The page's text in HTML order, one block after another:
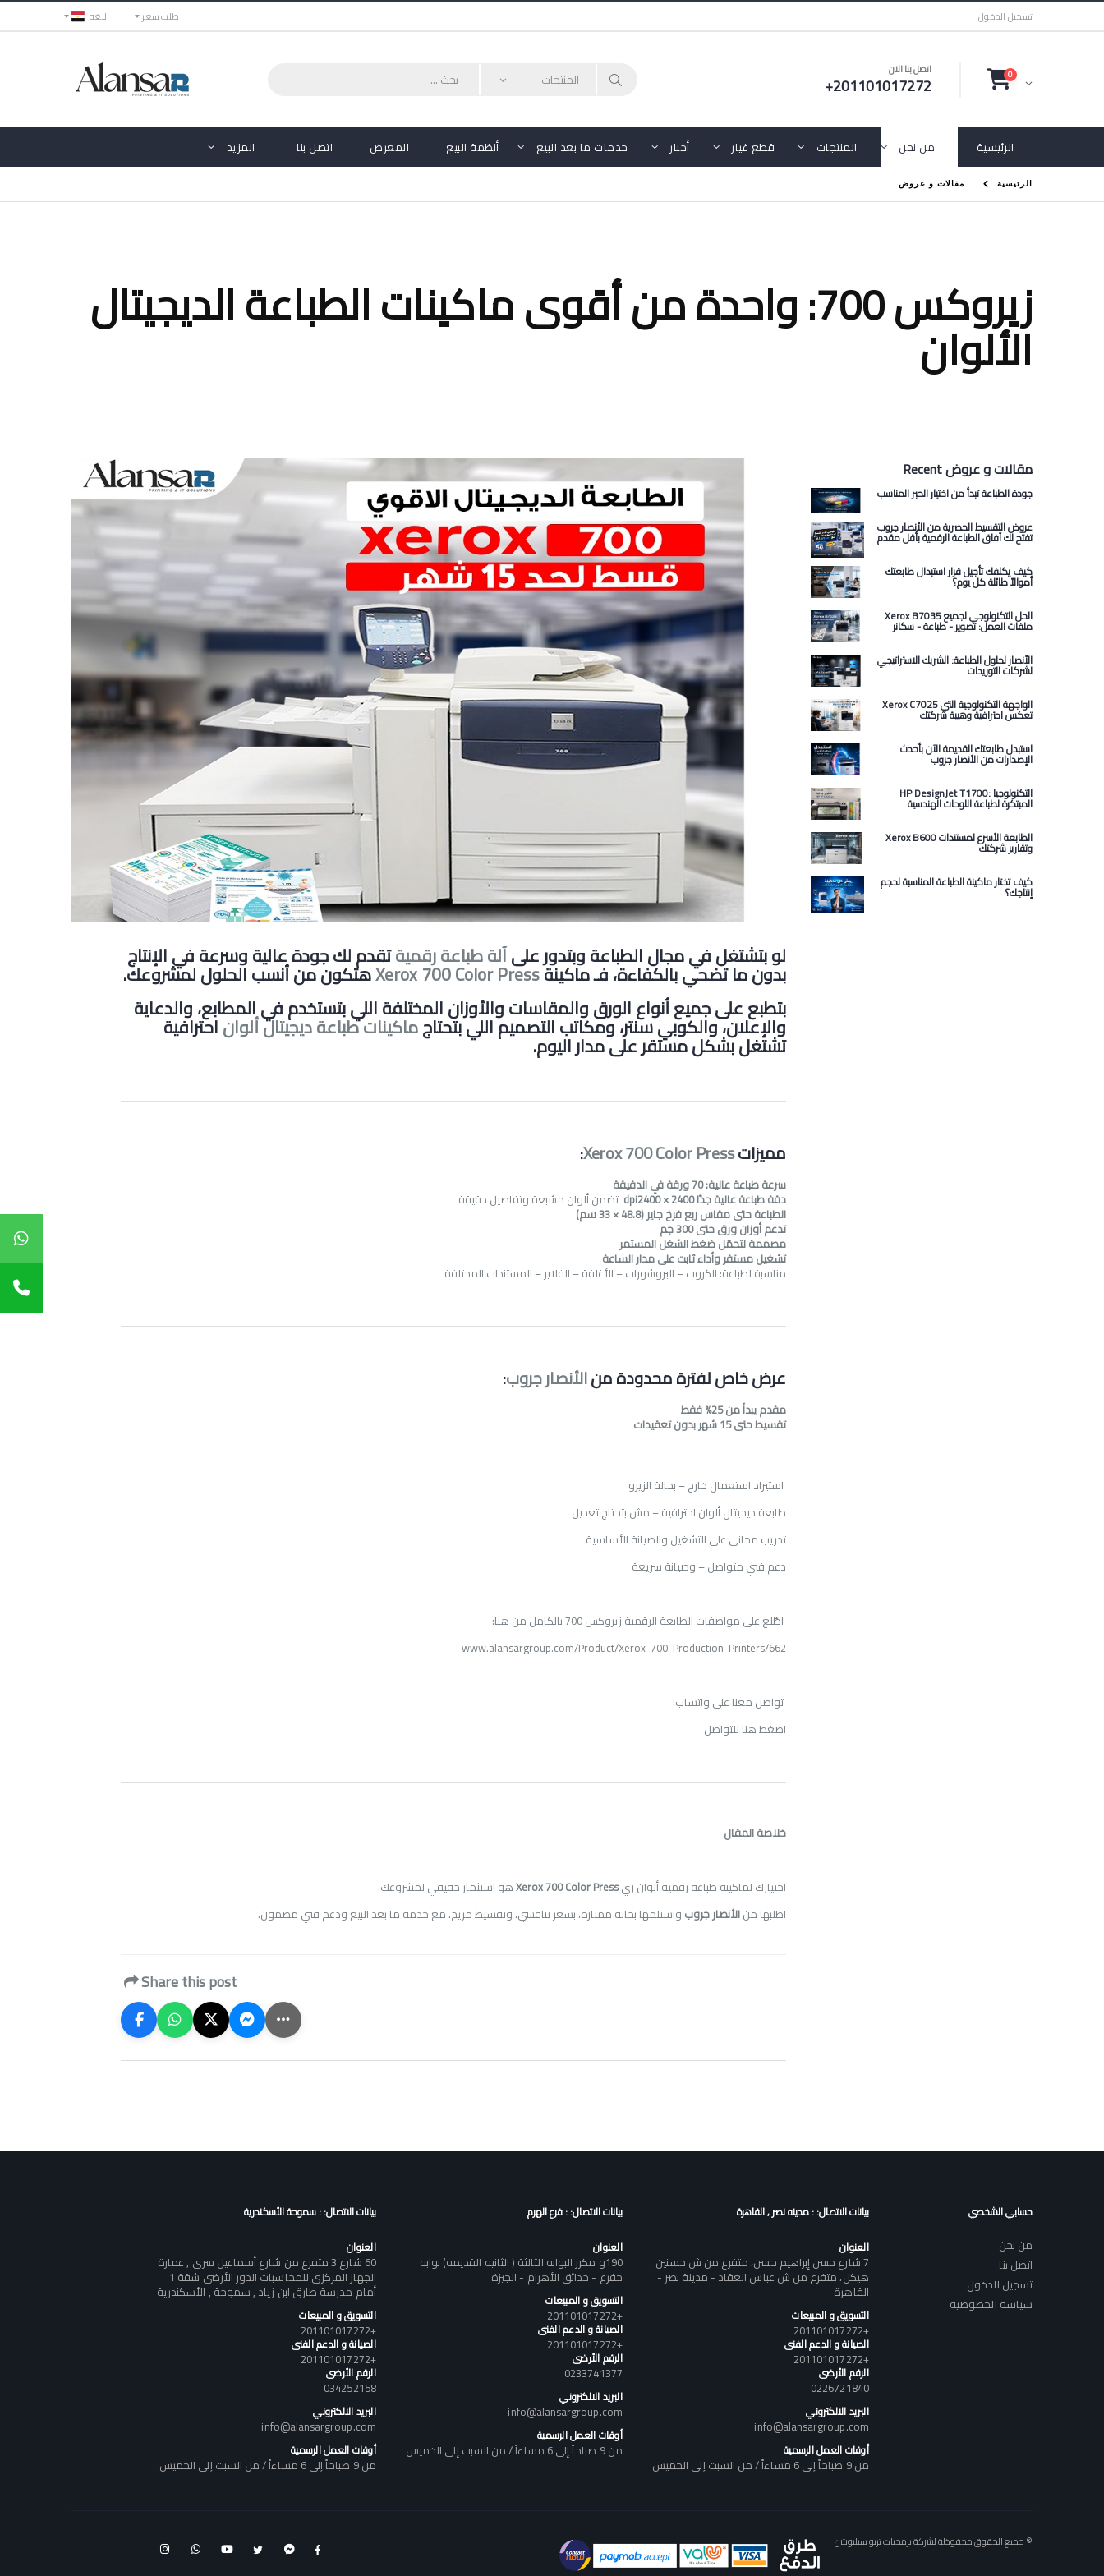
اللغه طلب سعر تسجيل الدخول
اتصل بنا الان
+201101017272 0
الرئيسية من نحن المنتجات قطع غيار أحبار خدمات ما بعد البيع أنظمة البيع المعرض اتصل بنا المزيد
الرئيسية مقالات و عروض
زيروكس 700: واحدة من أقوى ماكينات الطباعة الديجيتال
الألوان
لو بتشتغل في مجال الطباعة وبتدور علىآلة طباعة رقميةتقدم لك جودة عالية وسرعة في الإنتاج
بدون ما تضحي بالكفاءة، فـ ماكينةXerox 700 Color Pressهتكون من أنسب الحلول لمشروعك.
بتطبع على جميع أنواع الورق والمقاسات والأوزان المختلفة اللي بتستخدم في المطابع، والدعاية
والإعلان، والكوبي سنتر، ومكاتب التصميم اللي بتحتاجماكينات طباعة ديجيتال ألواناحترافية
تشتغل بشكل مستقر على مدار اليوم.
مميزاتXerox 700 Color Press
:
سرعة طباعة عالية: 70 ورقة في الدقيقة
دقة طباعة عالية جدًا 2400 × 2400 dpi تضمن ألوان مشبعة وتفاصيل دقيقة
الطباعة حتى مقاس ربع فرخ جاير (48.8 × 33 سم)
تدعم أوزان ورق حتى 300 جم
مصممة لتحمّل ضغط الشغل المستمر
تشغيل مستقر وأداء ثابت على مدار الساعة
مناسبة لطباعة: الكروت – البروشورات – الأغلفة – الفلاير – المستندات المختلفة
عرض خاص لفترة محدودة منالأنصار جروب:
مقدم يبدأ من 25% فقط
تقسيط حتى 15 شهر بدون تعقيدات
استيراد استعمال خارج – بحالة الزيرو
طابعة ديجيتال ألوان احترافية – مش بتحتاج تعديل
تدريب مجاني على التشغيل والصيانة الأساسية
دعم فني متواصل – وصيانة سريعة
اطّلع على مواصفات الطابعة الرقمية زيروكس 700 بالكامل من هنا:
www.alansargroup.com/Product/Xerox-700-Production-Printers/662
تواصل معنا على واتساب:
اضغط هنا للتواصل
خلاصة المقال
اختيارك لماكينة طباعة رقمية ألوان زيXerox 700 Color Pressهو استثمار حقيقي لمشروعك.
اطلبها منالأنصار جروب واستلمها بحالة ممتازة، بسعر تنافسي، وتقسيط مريح، مع خدمة ما بعد البيع ودعم فني مضمون.
Share this post
Recent مقالات و عروض
جودة الطباعة تبدأ من اختيار الحبر المناسب
عروض التقسيط الحصرية من الأنصار جروب
تفتح لك آفاق الطباعة الرقمية بأقل مقدم
كيف يكلفك تأجيل قرار استبدال طابعتك
أموالاً طائلة كل يوم؟
Xerox B7035 الحل التكنولوجي لجميع
ملفات العمل: تصوير - طباعة - سكانر
الأنصار لحلول الطباعة: الشريك الاستراتيجي
لشركات التوريدات
Xerox C7025 الواجهة التكنولوجية التي
تعكس احترافية وهيبة شركتك
استبدل طابعتك القديمة الآن بأحدث
الإصدارات من الأنصار جروب
HP DesignJet T1700: التكنولوجيا
المبتكرة لطباعة اللوحات الهندسية
Xerox B600 الطابعة الأسرع لمستندات
وتقارير شركتك
كيف تختار ماكينة الطباعة المناسبة لحجم
إنتاجك؟
حسابي الشخصي
من نحن
اتصل بنا
تسجيل الدخول
سياسه الخصوصيه
بيانات الاتصال: : مدينه نصر , القاهرة
العنوان
7 شارع حسن إبراهيم حسن، متفرع من ش حسنين
هيكل، متفرع من ش عباس العقاد - مدينة نصر -
القاهرة
التسويق و المبيعات
+201101017272
الصيانة و الدعم الفنى
+201101017272
الرقم الأرضى
0226721840
البريد الالكتروني
info@alansargroup.com
أوقات العمل الرسمية
من 9 صباحاً إلى 6 مساءاً / من السبت إلى الخميس
بيانات الاتصال: : فرع الهرم
العنوان
190و مكرر البوابه الثالثة ( الثانيه القديمه) بوابه
خفرع - حدائق الأهرام - الجيزة
التسويق و المبيعات
+201101017272
الصيانة و الدعم الفنى
+201101017272
الرقم الأرضى
0233741377
البريد الالكتروني
info@alansargroup.com
أوقات العمل الرسمية
من 9 صباحاً إلى 6 مساءاً / من السبت إلى الخميس
بيانات الاتصال: : سموحة الأسكندرية
العنوان
60 شارع 3 متفرع من شارع أسماعيل سرى , عمارة
الجهاز المركزى للمحاسبات الدور الأرضى شقة 1
أمام مدرسة طارق ابن زياد , سموحة , الأسكندرية
التسويق و المبيعات
+201101017272
الصيانة و الدعم الفنى
+201101017272
الرقم الأرضى
034252158
البريد الالكتروني
info@alansargroup.com
أوقات العمل الرسمية
من 9 صباحاً إلى 6 مساءاً / من السبت إلى الخميس
© جميع الحقوق محفوظة لشركة برمجيات تربو سيليوشن